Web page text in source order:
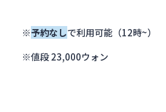
※予約なしで利用可能（12時~）
※値段 23,000ウォン